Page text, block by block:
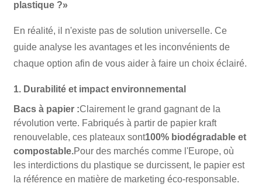
plastique ?»
En réalité, il n'existe pas de solution universelle. Ce
guide analyse les avantages et les inconvénients de
chaque option afin de vous aider à faire un choix éclairé.
1. Durabilité et impact environnemental
Bacs à papier :Clairement le grand gagnant de la
révolution verte. Fabriqués à partir de papier kraft
renouvelable, ces plateaux sont100% biodégradable et
compostable.Pour des marchés comme l'Europe, où
les interdictions du plastique se durcissent, le papier est
la référence en matière de marketing éco-responsable.